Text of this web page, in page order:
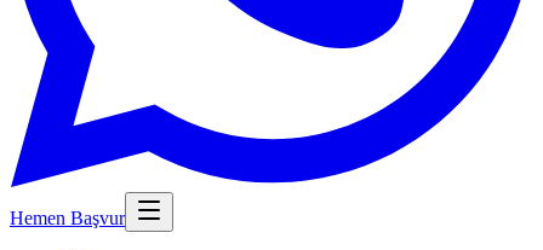
Hemen Başvur